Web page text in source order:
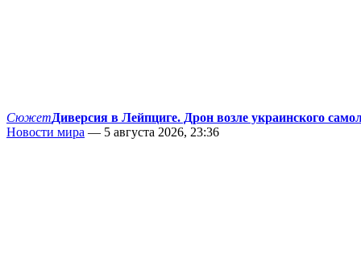
СюжетДиверсия в Лейпциге. Дрон возле украинского
Новости мира — 5 августа 2026, 23:36